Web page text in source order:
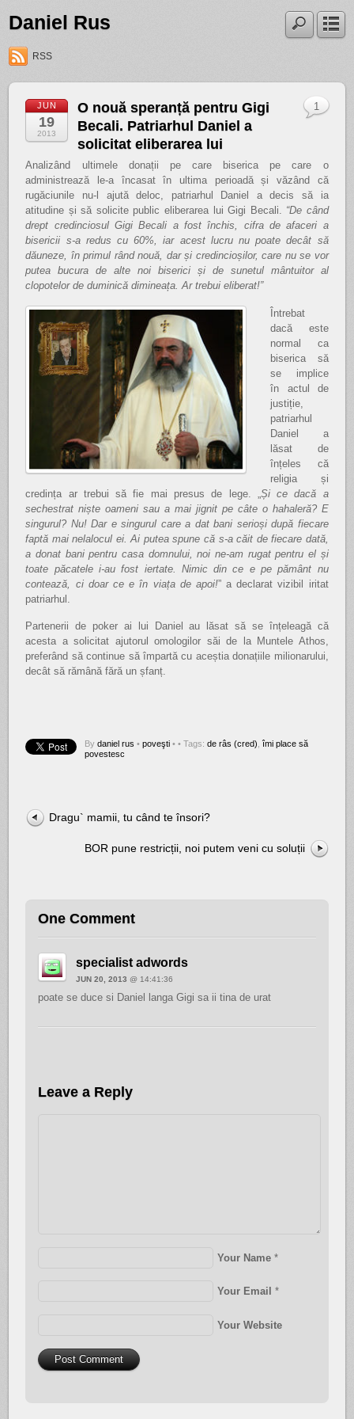
Daniel Rus
RSS
JUN
19
2013
O nouă speranță pentru Gigi
Becali. Patriarhul Daniel a
solicitat eliberarea lui
Analizând ultimele donații pe care biserica pe care o
administrează le-a încasat în ultima perioadă și văzând că
rugăciunile nu-l ajută deloc, patriarhul Daniel a decis să ia
atitudine și să solicite public eliberarea lui Gigi Becali. “De când
drept credinciosul Gigi Becali a fost închis, cifra de afaceri a
bisericii s-a redus cu 60%, iar acest lucru nu poate decât să
dăuneze, în primul rând nouă, dar și credincioșilor, care nu se vor
putea bucura de alte noi biserici și de sunetul mântuitor al
clopotelor de duminică dimineața. Ar trebui eliberat!”
Întrebat
dacă este
normal ca
biserica să
se implice
în actul de
justiție,
patriarhul
Daniel a
lăsat de
înțeles că
religia și
credința ar trebui să fie mai presus de lege. „ Și ce dacă a
sechestrat niște oameni sau a mai jignit pe câte o hahaleră? E
singurul? Nu! Dar e singurul care a dat bani serioși după fiecare
faptă mai nelalocul ei. Ai putea spune că s-a căit de fiecare dată,
a donat bani pentru casa domnului, noi ne-am rugat pentru el și
toate păcatele i-au fost iertate. Nimic din ce e pe pământ nu
contează, ci doar ce e în viața de apoi!” a declarat vizibil iritat
patriarhul.
Partenerii de poker ai lui Daniel au lăsat să se înțeleagă că
acesta a solicitat ajutorul omologilor săi de la Muntele Athos,
preferând să continue să împartă cu aceștia donațiile milionarului,
decât să rămână fără un șfanț.
Bydaniel rus • poveşti •
1
• Tags:de râs (cred) ,îmi place să
povestesc
Dragu` mamii, tu când te însori?
BOR pune restricții, noi putem veni cu soluții
One Comment
specialist adwords
JUN 20, 2013 @ 14:41:36
poate se duce si Daniel langa Gigi sa ii tina de urat
Leave a Reply
Your Name *
Your Email *
Your Website